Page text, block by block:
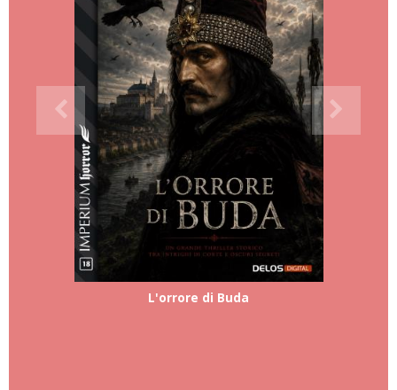
L'orrore di Buda